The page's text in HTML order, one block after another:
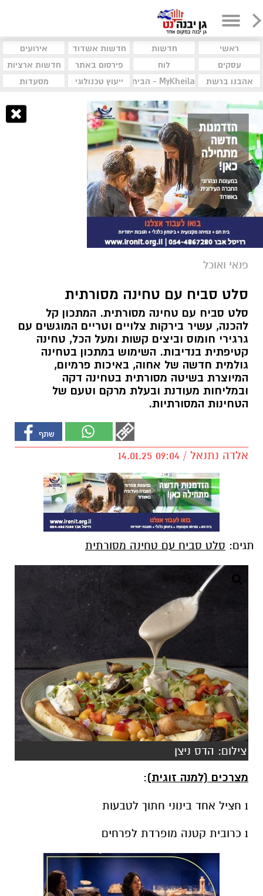
ראשי חדשות חדשות אשדוד
אירועים
עסקים
לוח פירסום באתר
חדשות ארציות
אהבנו ברשת
MyKheila - הבית לעסקים וקהילות ייעוץ טכנולוגי מסעדות
פנאי ואוכל
סלט סביח עם טחינה מסורתית
סלט סביח עם טחינה מסורתית. המתכון קל
להכנה, עשיר בירקות צלויים וטריים המוגשים עם
גרגירי חומוס וביצים קשות ומעל הכל, טחינה
קטיפתית בנדיבות. השימוש במתכון בטחינה
גולמית חדשה של אחוה, באיכות פרמיום,
המיוצרת בשיטה מסורתית בטחינה דקה
ובמליחות מעודנת ובעלת מרקם וטעם של
הטחינות המסורתיות.
אלדה נתנאל / 09:04 14.01.25
תגים: סלט סביח עם טחינה מסורתית
צילום: הדס ניצן
מצרכים (למנה זוגית):
1 חציל אחד בינוני חתוך לטבעות
1 כרובית קטנה מופרדת לפרחים